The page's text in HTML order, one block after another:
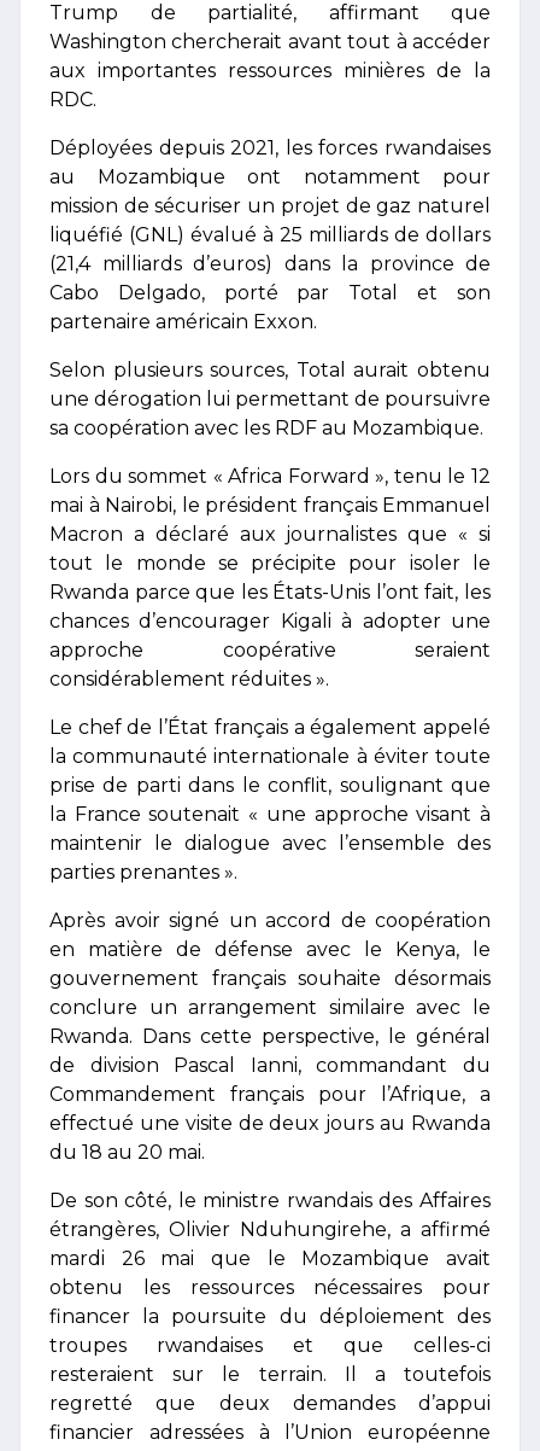
Trump de partialité, affirmant que
Washington chercherait avant tout à accéder
aux importantes ressources minières de la
RDC.
Déployées depuis 2021, les forces rwandaises
au Mozambique ont notamment pour
mission de sécuriser un projet de gaz naturel
liquéfié (GNL) évalué à 25 milliards de dollars
(21,4 milliards d’euros) dans la province de
Cabo Delgado, porté par Total et son
partenaire américain Exxon.
Selon plusieurs sources, Total aurait obtenu
une dérogation lui permettant de poursuivre
sa coopération avec les RDF au Mozambique.
Lors du sommet « Africa Forward », tenu le 12
mai à Nairobi, le président français Emmanuel
Macron a déclaré aux journalistes que « si
tout le monde se précipite pour isoler le
Rwanda parce que les États-Unis l’ont fait, les
chances d’encourager Kigali à adopter une
approche coopérative seraient
considérablement réduites ».
Le chef de l’État français a également appelé
la communauté internationale à éviter toute
prise de parti dans le conflit, soulignant que
la France soutenait « une approche visant à
maintenir le dialogue avec l’ensemble des
parties prenantes ».
Après avoir signé un accord de coopération
en matière de défense avec le Kenya, le
gouvernement français souhaite désormais
conclure un arrangement similaire avec le
Rwanda. Dans cette perspective, le général
de division Pascal Ianni, commandant du
Commandement français pour l’Afrique, a
effectué une visite de deux jours au Rwanda
du 18 au 20 mai.
De son côté, le ministre rwandais des Affaires
étrangères, Olivier Nduhungirehe, a affirmé
mardi 26 mai que le Mozambique avait
obtenu les ressources nécessaires pour
financer la poursuite du déploiement des
troupes rwandaises et que celles-ci
resteraient sur le terrain. Il a toutefois
regretté que deux demandes d’appui
financier adressées à l’Union européenne